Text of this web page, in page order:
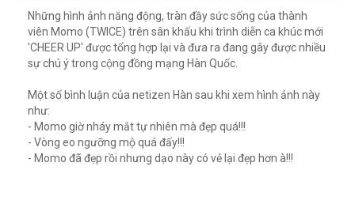
Những hình ảnh năng động, tràn đầy sức sống của thành
viên Momo (TWICE) trên sân khấu khi trình diễn ca khúc mới
'CHEER UP' được tổng hợp lại và đưa ra đang gây được nhiều
sự chú ý trong cộng đồng mạng Hàn Quốc.
Một số bình luận của netizen Hàn sau khi xem hình ảnh này
như:
- Momo giờ nháy mắt tự nhiên mà đẹp quá!!!
- Vòng eo ngưỡng mộ quá đấy!!!
- Momo đã đẹp rồi nhưng dạo này có vẻ lại đẹp hơn à!!!